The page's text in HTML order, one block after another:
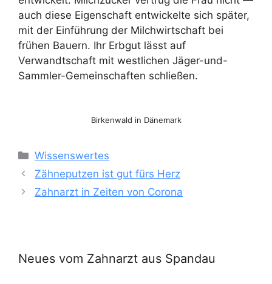
auch diese Eigenschaft entwickelte sich später,
mit der Einführung der Milchwirtschaft bei
frühen Bauern. Ihr Erbgut lässt auf
Verwandtschaft mit westlichen Jäger-und-
Sammler-Gemeinschaften schließen.
Birkenwald in Dänemark
Kategorien
Wissenswertes
Zähneputzen ist gut fürs Herz
Zahnarzt in Zeiten von Corona
Neues vom Zahnarzt aus Spandau